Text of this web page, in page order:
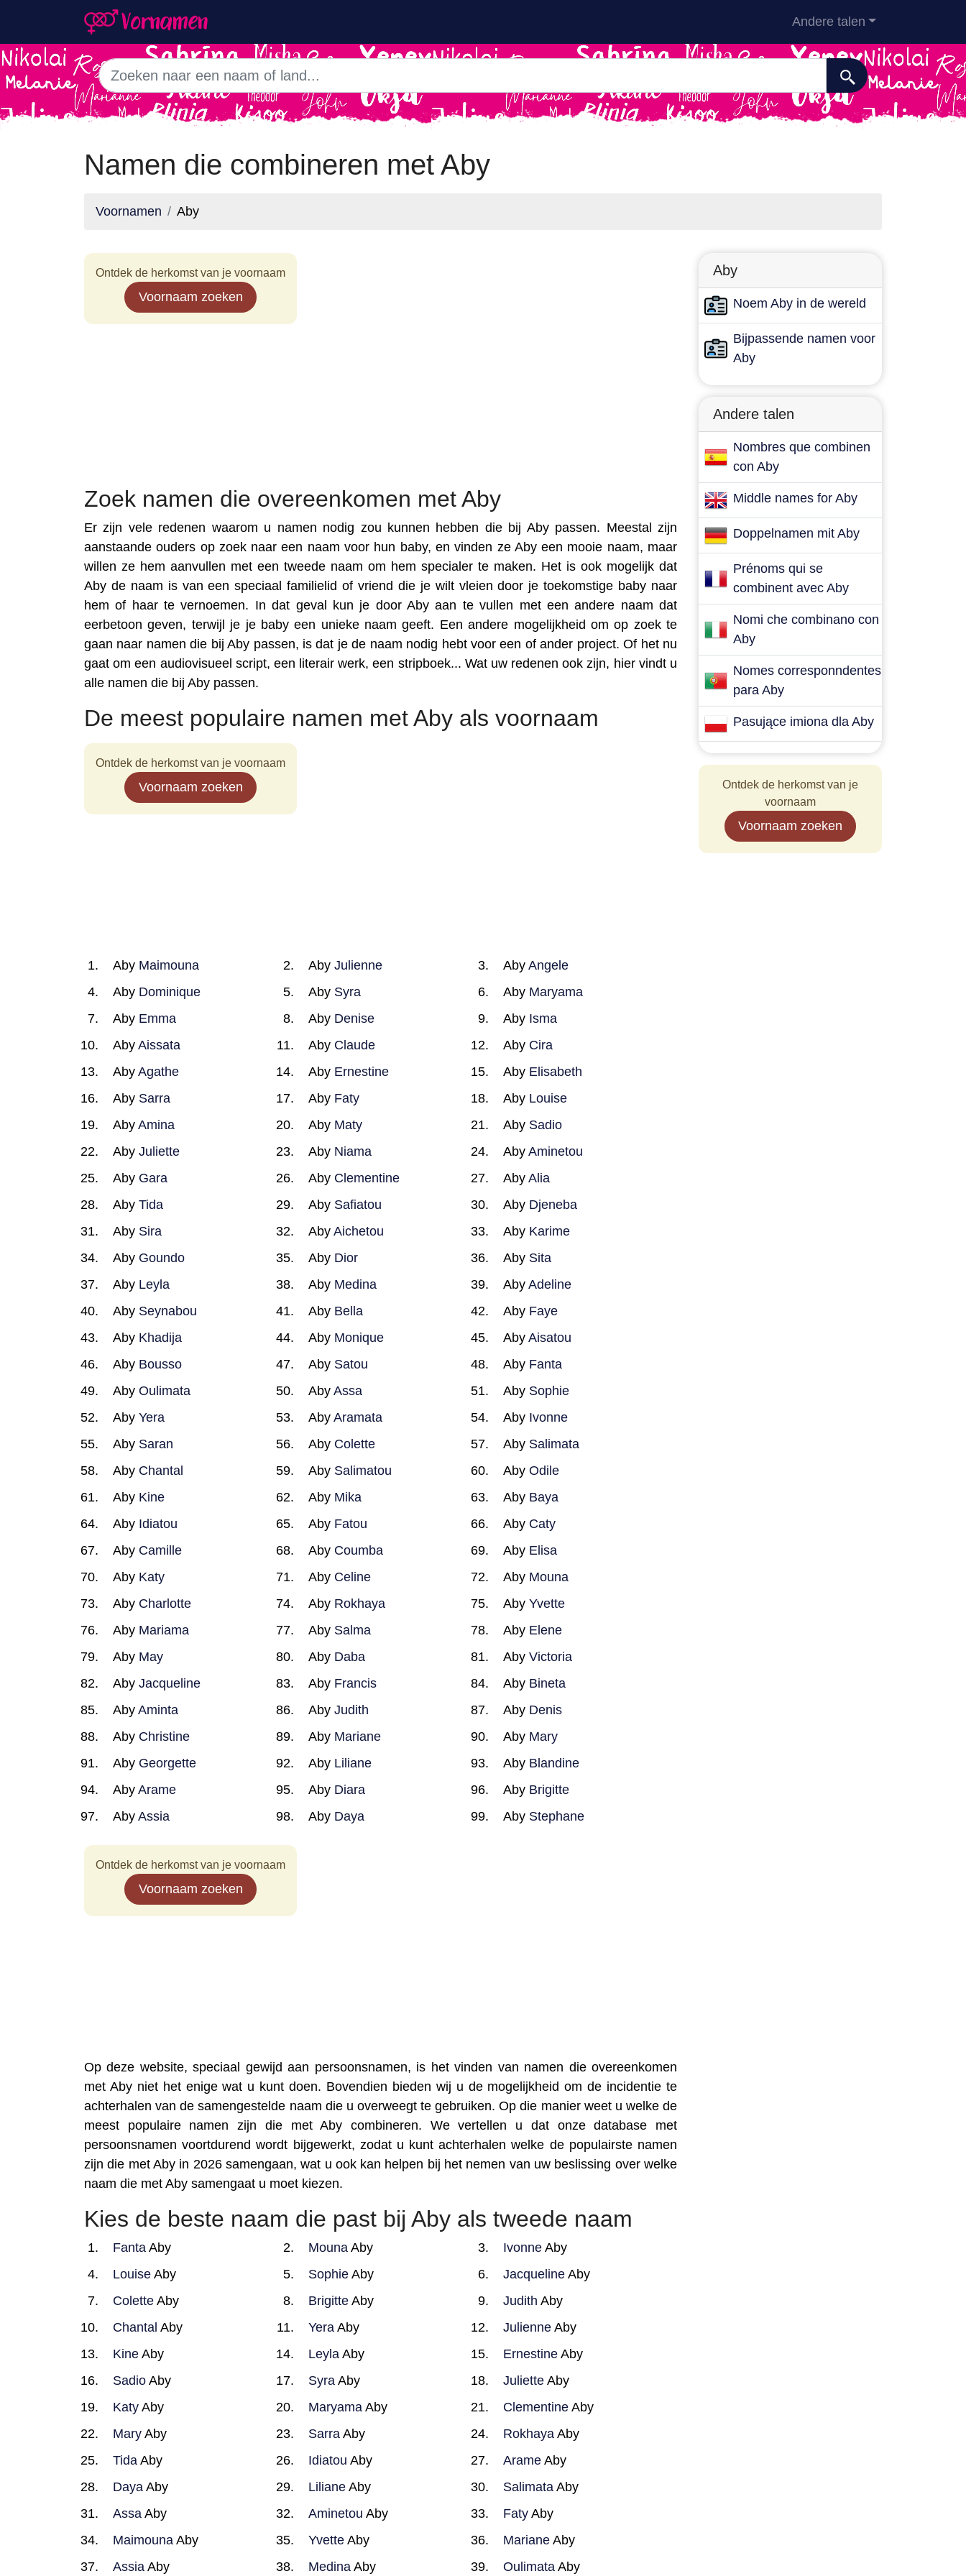
Andere talen
Namen die combineren met Aby
Voornamen Aby
Ontdek de herkomst van je voornaam
Voornaam zoeken
Zoek namen die overeenkomen met Aby
Er zijn vele redenen waarom u namen nodig zou kunnen hebben die bij Aby passen. Meestal zijn
aanstaande ouders op zoek naar een naam voor hun baby, en vinden ze Aby een mooie naam, maar
willen ze hem aanvullen met een tweede naam om hem specialer te maken. Het is ook mogelijk dat
Aby de naam is van een speciaal familielid of vriend die je wilt vleien door je toekomstige baby naar
hem of haar te vernoemen. In dat geval kun je door Aby aan te vullen met een andere naam dat
eerbetoon geven, terwijl je je baby een unieke naam geeft. Een andere mogelijkheid om op zoek te
gaan naar namen die bij Aby passen, is dat je de naam nodig hebt voor een of ander project. Of het nu
gaat om een audiovisueel script, een literair werk, een stripboek... Wat uw redenen ook zijn, hier vindt u
alle namen die bij Aby passen.
De meest populaire namen met Aby als voornaam
Ontdek de herkomst van je voornaam
Voornaam zoeken
Aby Maimouna Aby Julienne AbyAngele
Aby Dominique Aby Syra Aby Maryama
Aby Emma Aby Denise Aby Isma
Aby Aissata Aby Claude Aby Cira
Aby Agathe Aby Ernestine Aby Elisabeth
Aby Sarra Aby Faty Aby Louise
Aby Amina Aby Maty Aby Sadio
Aby Juliette Aby Niama AbyAminetou
Aby Gara Aby Clementine AbyAlia
Aby Tida Aby Safiatou Aby Djeneba
Aby Sira Aby Aichetou Aby Karime
Aby Goundo Aby Dior Aby Sita
Aby Leyla Aby Medina AbyAdeline
Aby Seynabou Aby Bella Aby Faye
Aby Khadija Aby Monique AbyAisatou
Aby Bousso Aby Satou Aby Fanta
Aby Oulimata Aby Assa Aby Sophie
Aby Yera Aby Aramata Aby Ivonne
Aby Saran Aby Colette Aby Salimata
Aby Chantal Aby Salimatou AbyOdile
Aby Kine Aby Mika Aby Baya
Aby Idiatou Aby Fatou Aby Caty
Aby Camille Aby Coumba Aby Elisa
Aby Katy Aby Celine Aby Mouna
Aby Charlotte Aby Rokhaya AbyYvette
Aby Mariama Aby Salma Aby Elene
Aby May Aby Daba AbyVictoria
Aby Jacqueline Aby Francis Aby Bineta
Aby Aminta Aby Judith Aby Denis
Aby Christine Aby Mariane Aby Mary
Aby Georgette Aby Liliane Aby Blandine
Aby Arame Aby Diara Aby Brigitte
Aby Assia Aby Daya Aby Stephane
Ontdek de herkomst van je voornaam
Voornaam zoeken
Op deze website, speciaal gewijd aan persoonsnamen, is het vinden van namen die overeenkomen
met Aby niet het enige wat u kunt doen. Bovendien bieden wij u de mogelijkheid om de incidentie te
achterhalen van de samengestelde naam die u overweegt te gebruiken. Op die manier weet u welke de
meest populaire namen zijn die met Aby combineren. We vertellen u dat onze database met
persoonsnamen voortdurend wordt bijgewerkt, zodat u kunt achterhalen welke de populairste namen
zijn die met Aby in 2026 samengaan, wat u ook kan helpen bij het nemen van uw beslissing over welke
naam die met Aby samengaat u moet kiezen.
Kies de beste naam die past bij Aby als tweede naam
Fanta Aby MounaAby Ivonne Aby
Louise Aby SophieAby Jacqueline Aby
Colette Aby BrigitteAby Judith Aby
Chantal Aby YeraAby Julienne Aby
Kine Aby LeylaAby Ernestine Aby
Sadio Aby SyraAby Juliette Aby
Katy Aby MaryamaAby Clementine Aby
Mary Aby SarraAby Rokhaya Aby
Tida Aby Idiatou Aby Arame Aby
Daya Aby LilianeAby Salimata Aby
Assa Aby Aminetou Aby Faty Aby
Maimouna Aby YvetteAby Mariane Aby
Assia Aby MedinaAby Oulimata Aby
Aby
Noem Aby in de wereld
Bijpassende namen voor
Aby
Andere talen
Nombres que combinen
con Aby
Middle names for Aby
Doppelnamen mit Aby
Prénoms qui se
combinent avec Aby
Nomi che combinano con
Aby
Nomes corresponndentes
para Aby
Pasujące imiona dla Aby
Ontdek de herkomst van je
voornaam
Voornaam zoeken